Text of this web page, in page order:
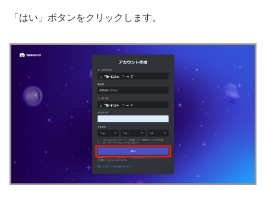
「はい」ボタンをクリックします。